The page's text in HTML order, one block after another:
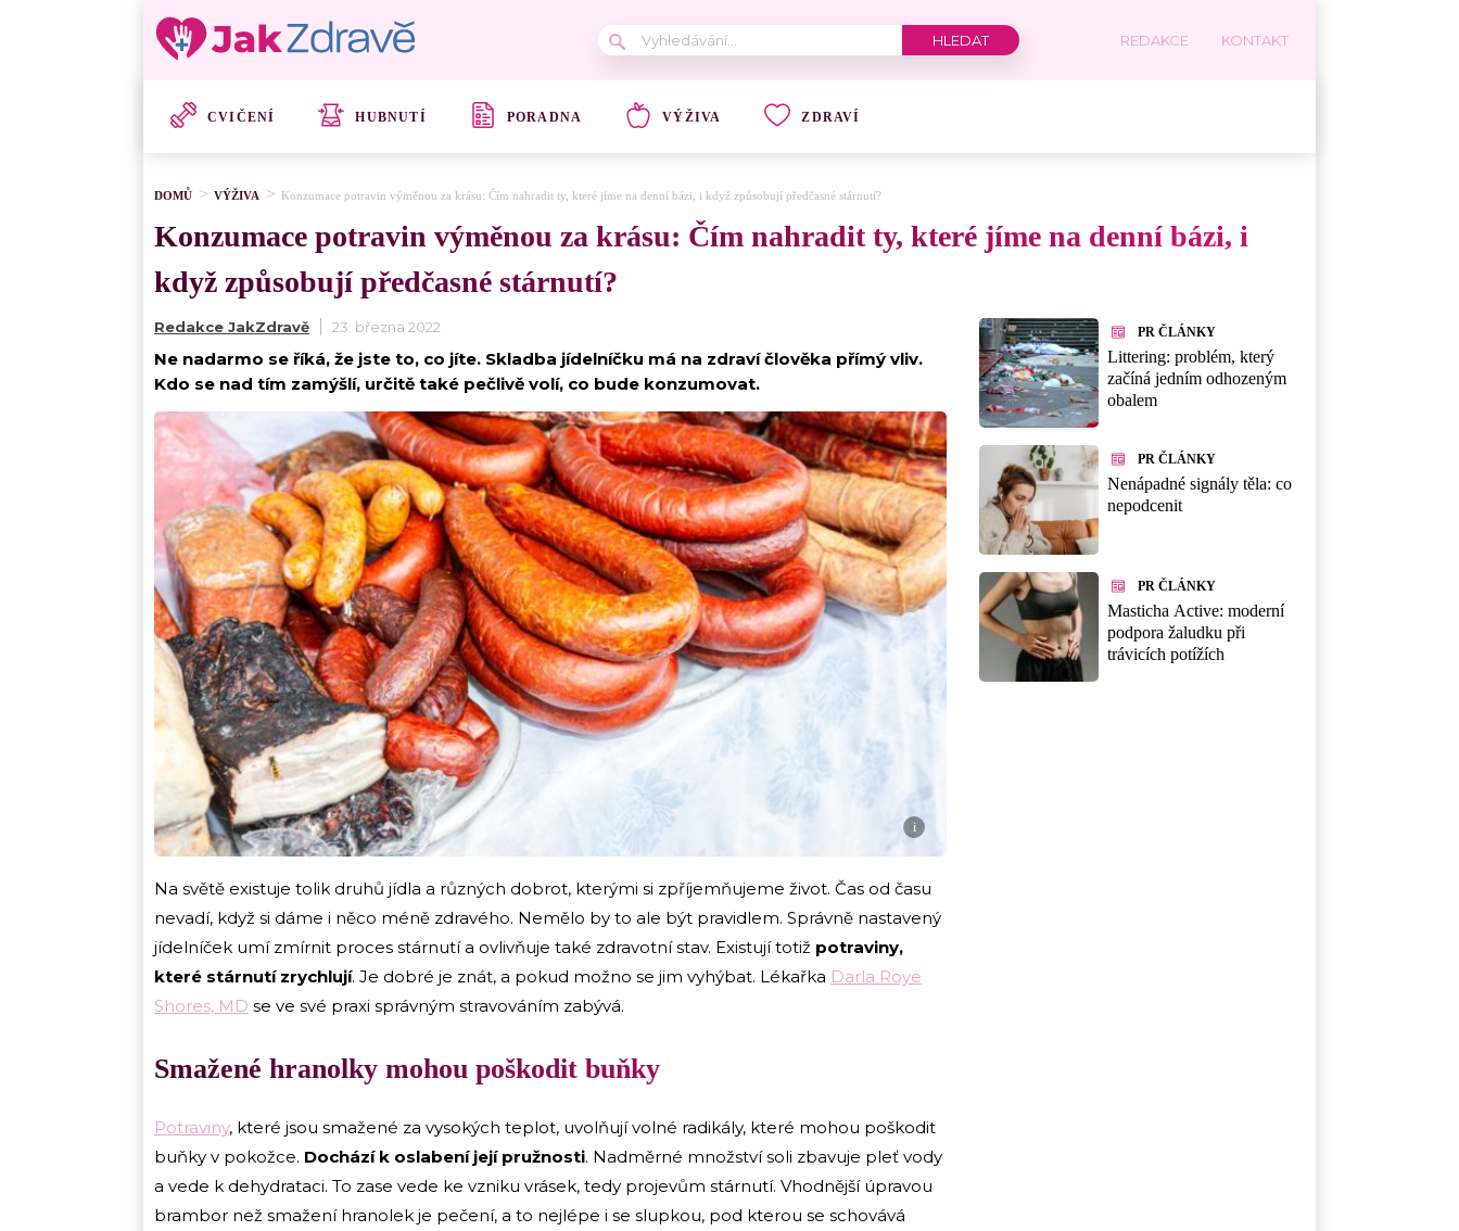
REDAKCE KONTAKT
CVIČENÍ HUBNUTÍ PORADNA VÝŽIVA ZDRAVÍ
DOMŮ VÝŽIVA Konzumace potravin výměnou za krásu: Čím nahradit ty, které jíme na denní bázi, i když způsobují předčasné stárnutí?
Konzumace potravin výměnou za krásu: Čím nahradit ty, které jíme na denní bázi, i
když způsobují předčasné stárnutí?
Redakce JakZdravě 23. března 2022
Ne nadarmo se říká, že jste to, co jíte. Skladba jídelníčku má na zdraví člověka přímý vliv.
Kdo se nad tím zamýšlí, určitě také pečlivě volí, co bude konzumovat.
i
Na světě existuje tolik druhů jídla a různých dobrot, kterými si zpříjemňujeme život. Čas od času
nevadí, když si dáme i něco méně zdravého. Nemělo by to ale být pravidlem. Správně nastavený
jídelníček umí zmírnit proces stárnutí a ovlivňuje také zdravotní stav. Existují totiž potraviny,
které stárnutí zrychlují. Je dobré je znát, a pokud možno se jim vyhýbat. Lékařka Darla Roye
Shores, MD se ve své praxi správným stravováním zabývá.
Smažené hranolky mohou poškodit buňky
Potraviny, které jsou smažené za vysokých teplot, uvolňují volné radikály, které mohou poškodit
buňky v pokožce. Dochází k oslabení její pružnosti. Nadměrné množství soli zbavuje pleť vody
a vede k dehydrataci. To zase vede ke vzniku vrásek, tedy projevům stárnutí. Vhodnější úpravou
brambor než smažení hranolek je pečení, a to nejlépe i se slupkou, pod kterou se schovává
PR ČLÁNKY
Littering: problém, který
začíná jedním odhozeným
obalem
PR ČLÁNKY
Nenápadné signály těla: co
nepodcenit
PR ČLÁNKY
Masticha Active: moderní
podpora žaludku při
trávicích potížích